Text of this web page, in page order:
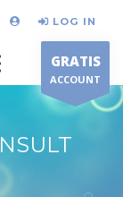
LOG IN
GRATIS
ACCOUNT